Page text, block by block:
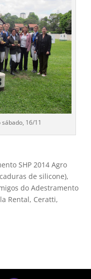
16/11
SHP 2014 Agro
de silicone),
do Adestramento
Rental, Ceratti,